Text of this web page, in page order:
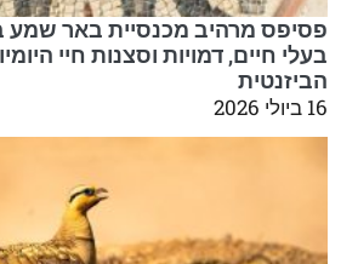
פסיפס מרהיב מכנסיית באר שמע
בעלי חיים, דמויות וסצנות חיי
הביזנטית
16 ביולי 2026